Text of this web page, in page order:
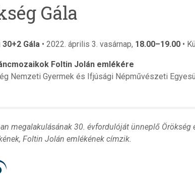
Gála
Gála • 2022. április 3. vasárnap, 18.00–19.00 •
Foltin Jolán emlékére
Nemzeti Gyermek és Ifjúsági Népművészeti
megalakulásának 30. évfordulóját ünneplő
Foltin Jolán emlékének címzik.